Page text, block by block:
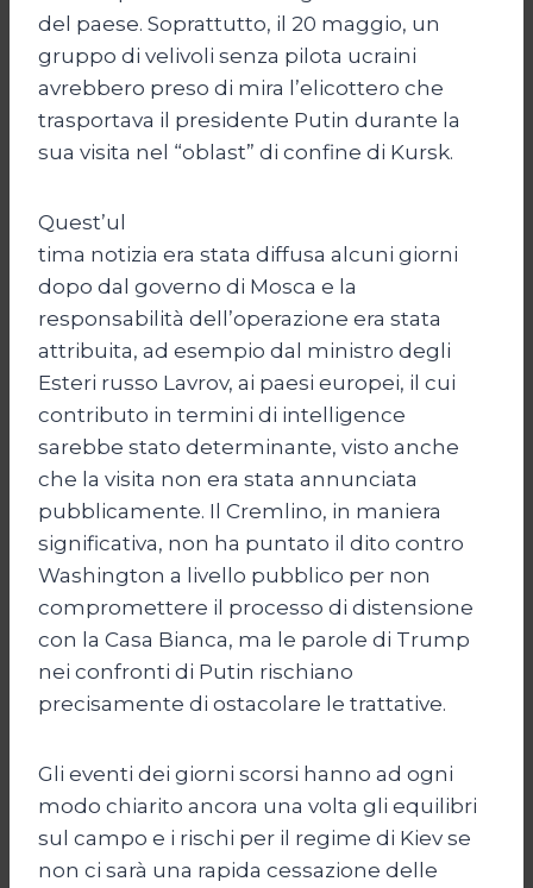
del paese. Soprattutto, il 20 maggio, un
gruppo di velivoli senza pilota ucraini
avrebbero preso di mira l’elicottero che
trasportava il presidente Putin durante la
sua visita nel “oblast” di confine di Kursk.
Quest’ul
tima notizia era stata diffusa alcuni giorni
dopo dal governo di Mosca e la
responsabilità dell’operazione era stata
attribuita, ad esempio dal ministro degli
Esteri russo Lavrov, ai paesi europei, il cui
contributo in termini di intelligence
sarebbe stato determinante, visto anche
che la visita non era stata annunciata
pubblicamente. Il Cremlino, in maniera
significativa, non ha puntato il dito contro
Washington a livello pubblico per non
compromettere il processo di distensione
con la Casa Bianca, ma le parole di Trump
nei confronti di Putin rischiano
precisamente di ostacolare le trattative.
Gli eventi dei giorni scorsi hanno ad ogni
modo chiarito ancora una volta gli equilibri
sul campo e i rischi per il regime di Kiev se
non ci sarà una rapida cessazione delle